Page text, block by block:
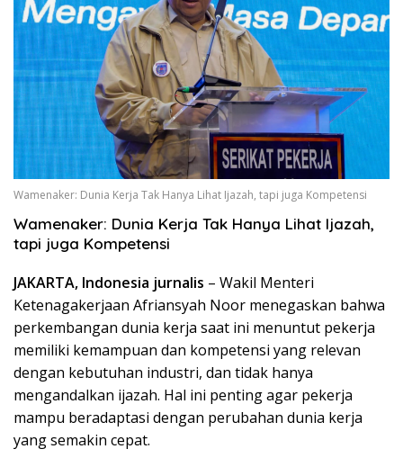
Wamenaker: Dunia Kerja Tak Hanya Lihat Ijazah, tapi juga Kompetensi
Wamenaker: Dunia Kerja Tak Hanya Lihat Ijazah,
tapi juga Kompetensi
JAKARTA, Indonesia jurnalis – Wakil Menteri
Ketenagakerjaan Afriansyah Noor menegaskan bahwa
perkembangan dunia kerja saat ini menuntut pekerja
memiliki kemampuan dan kompetensi yang relevan
dengan kebutuhan industri, dan tidak hanya
mengandalkan ijazah. Hal ini penting agar pekerja
mampu beradaptasi dengan perubahan dunia kerja
yang semakin cepat.